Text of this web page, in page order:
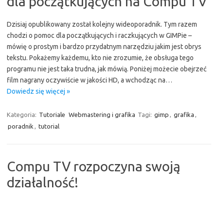
Dzisiaj opublikowany został kolejny wideoporadnik. Tym razem
chodzi o pomoc dla początkujących i raczkujących w GIMPie –
mówię o prostym i bardzo przydatnym narzędziu jakim jest obrys
tekstu. Pokażemy każdemu, kto nie zrozumie, że obsługa tego
programu nie jest taka trudna, jak mówią. Poniżej możecie obejrzeć
film nagrany oczywiście w jakości HD, a wchodząc na…
Dowiedz się więcej »
Kategoria: Tutoriale Webmastering i grafika Tagi: gimp , grafika ,
poradnik , tutorial
Compu TV rozpoczyna swoją
działalność!